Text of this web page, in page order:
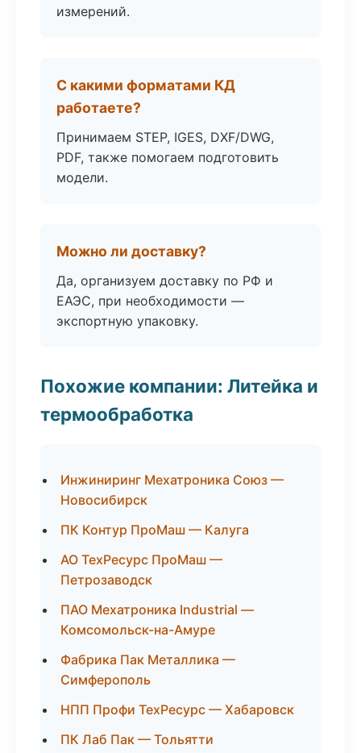
измерений.
С какими форматами КД
работаете?
Принимаем STEP, IGES, DXF/DWG,
PDF, также помогаем подготовить
модели.
Можно ли доставку?
Да, организуем доставку по РФ и
ЕАЭС, при необходимости —
экспортную упаковку.
Похожие компании: Литейка и
термообработка
Инжиниринг Мехатроника Союз —
Новосибирск
ПК Контур ПроМаш — Калуга
АО ТехРесурс ПроМаш —
Петрозаводск
ПАО Мехатроника Industrial —
Комсомольск-на-Амуре
Фабрика Пак Металлика —
Симферополь
НПП Профи ТехРесурс — Хабаровск
ПК Лаб Пак — Тольятти